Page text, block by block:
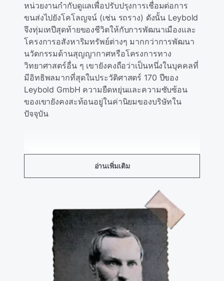
หน่วยงานกํากับดูแลเพื่อปรับปรุงการเชื่อมต่อการ
ขนส่งไปยังโคโลญจน์ (เช่น รถราง) ดังนั้น Leybold
จึงทุ่มเทปีสุดท้ายของชีวิตให้กับการพัฒนาเมืองและ
โครงการอสังหาริมทรัพย์ต่างๆ มากกว่าการพัฒนา
นวัตกรรมด้านสุญญากาศหรือโครงการทาง
วิทยาศาสตร์อื่น ๆ เขายังคงถือว่าเป็นหนึ่งในบุคคลที่
มีอิทธิพลมากที่สุดในประวัติศาสตร์ 170 ปีของ
Leybold GmbH ความยืดหยุ่นและความซับซ้อน
ของเขายังคงสะท้อนอยู่ในค่านิยมของบริษัทใน
ปัจจุบัน
อ่านเพิ่มเติม